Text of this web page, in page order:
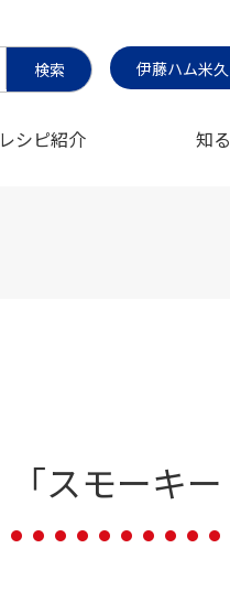
伊藤ハム米
レシピ紹介 知
「スモーキ